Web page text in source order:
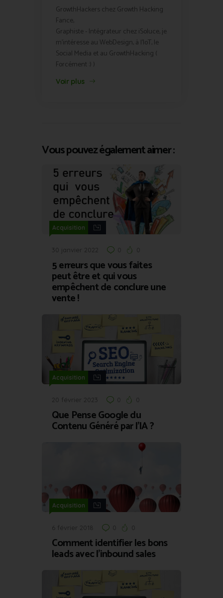
GrowthHackers chez Growth Hacking
Fance,
Graphiste - Intégrateur chez iSoluce, je
m'intéresse au WebDesign, à l'IoT, le
Social Media et au GrowthHacking (
Forcément :) )
Voir plus
Vous pouvez également aimer :
Acquisition
30 janvier 2022 0 0
5 erreurs que vous faites
peut être et qui vous
empêchent de conclure une
vente !
Acquisition
20 février 2023 0 0
Que Pense Google du
Contenu Généré par l’IA ?
Acquisition
6 février 2018 0 0
Comment identifier les bons
leads avec l’inbound sales